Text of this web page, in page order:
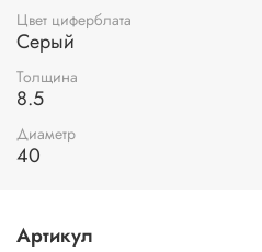
Цвет циферблата
Серый
Толщина
8.5
Диаметр
40
Артикул